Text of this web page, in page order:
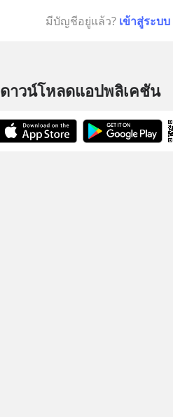
มีบัญชีอยู่แล้ว? เข้าสู่ระบบ
ดาวน์โหลดแอปพลิเคชัน